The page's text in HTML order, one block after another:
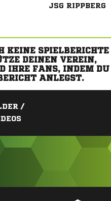
JSG RIPPBERG
KEINE SPIELBERICHTE
DEINEN VEREIN,
IHRE FANS, INDEM DU
ANLEGST.
/